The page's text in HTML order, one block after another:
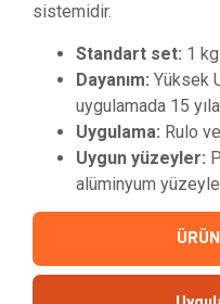
sistemidir.
Standart set: 1
Dayanım: Yüksek
uygulamada 15
Uygulama: Rulo
Uygun yüzeyler:
alüminyum